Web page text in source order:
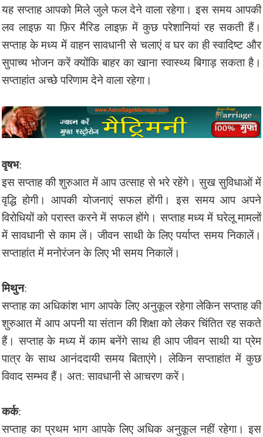
यह सप्ताह आपको मिले जुले फल देने वाला रहेगा। इस समय आपकी
लव लाइफ़ या फ़िर मैरिड लाइफ़ में कुछ परेशानियां रह सकती हैं।
सप्ताह के मध्य में वाहन सावधानी से चलाएं व घर का ही स्वादिष्ट और
सुपाच्य भोजन करें क्योंकि बाहर का खाना स्वास्थ्य बिगाड़ सकता है।
सप्ताहांत अच्छे परिणाम देने वाला रहेगा।
वृषभ:
इस सप्ताह की शुरुआत में आप उत्साह से भरे रहेंगे। सुख सुविधाओं में
वृद्धि होगी। आपकी योजनाएं सफल होंगी। इस समय आप अपने
विरोधियों को परास्त करने में सफल होंगे। सप्ताह मध्य में घरेलू मामलों
में सावधानी से काम लें। जीवन साथी के लिए पर्याप्त समय निकालें।
सप्ताहांत में मनोरंजन के लिए भी समय निकालें।
मिथुन:
सप्ताह का अधिकांश भाग आपके लिए अनुकूल रहेगा लेकिन सप्ताह की
शुरुआत में आप अपनी या संतान की शिक्षा को लेकर चिंतित रह सकते
हैं। सप्ताह के मध्य में काम बनेंगे साथ ही आप जीवन साथी या प्रेम
पात्र के साथ आनंददायी समय बिताएंगे। लेकिन सप्ताहांत में कुछ
विवाद सम्भव हैं। अत: सावधानी से आचरण करें।
कर्क:
सप्ताह का प्रथम भाग आपके लिए अधिक अनुकूल नहीं रहेगा। इस